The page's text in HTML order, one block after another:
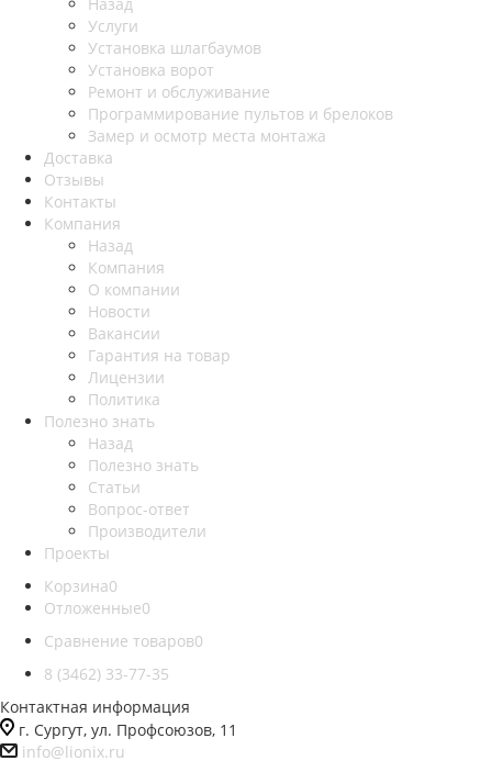
Услуги
Установка шлагбаумов
Установка ворот
Ремонт и обслуживание
Программирование пультов и брелоков
Замер и осмотр места монтажа
Доставка
Отзывы
Контакты
Компания
Назад
Компания
О компании
Новости
Вакансии
Гарантия на товар
Лицензии
Политика
Полезно знать
Назад
Полезно знать
Статьи
Вопрос-ответ
Производители
Проекты
Корзина0
Отложенные0
Сравнение товаров0
8 (3462) 33-77-35
Контактная информация
г. Сургут, ул. Профсоюзов, 11
info@lionix.ru